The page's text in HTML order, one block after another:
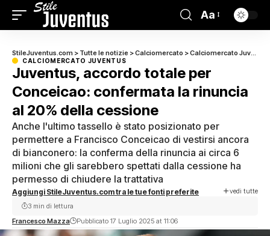
Aa
StileJuventus.com > Tutte le notizie >Calciomercato >Calciomercato Juventus
CALCIOMERCATO JUVENTUS
Juventus, accordo totale per
Conceicao: confermata la rinuncia
al 20% della cessione
Anche l'ultimo tassello è stato posizionato per
permettere a Francisco Conceicao di vestirsi ancora
di bianconero: la conferma della rinuncia ai circa 6
milioni che gli sarebbero spettati dalla cessione ha
permesso di chiudere la trattativa
Aggiungi StileJuventus.com tra le tue fonti preferite vedi tutte
Francesco Mazza Pubblicato 17 Luglio 2025 at 11:06
3 min di lettura